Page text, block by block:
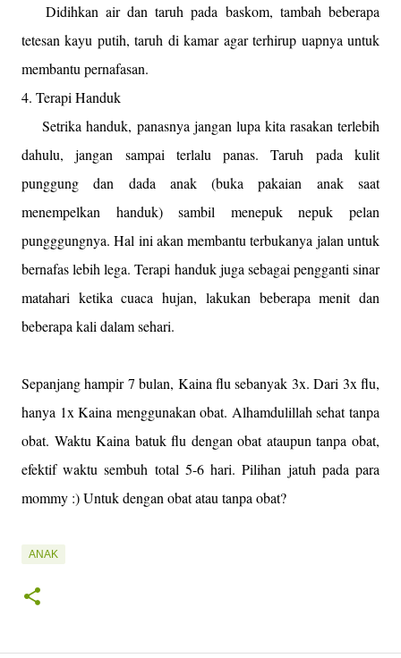
Didihkan air dan taruh pada baskom, tambah beberapa
tetesan kayu putih, taruh di kamar agar terhirup uapnya untuk
membantu pernafasan.
4. Terapi Handuk
Setrika handuk, panasnya jangan lupa kita rasakan terlebih
dahulu, jangan sampai terlalu panas. Taruh pada kulit
punggung dan dada anak (buka pakaian anak saat
menempelkan handuk) sambil menepuk nepuk pelan
pungggungnya. Hal ini akan membantu terbukanya jalan untuk
bernafas lebih lega. Terapi handuk juga sebagai pengganti sinar
matahari ketika cuaca hujan, lakukan beberapa menit dan
beberapa kali dalam sehari.
Sepanjang hampir 7 bulan, Kaina flu sebanyak 3x. Dari 3x flu,
hanya 1x Kaina menggunakan obat. Alhamdulillah sehat tanpa
obat. Waktu Kaina batuk flu dengan obat ataupun tanpa obat,
efektif waktu sembuh total 5-6 hari. Pilihan jatuh pada para
mommy :) Untuk dengan obat atau tanpa obat?
ANAK